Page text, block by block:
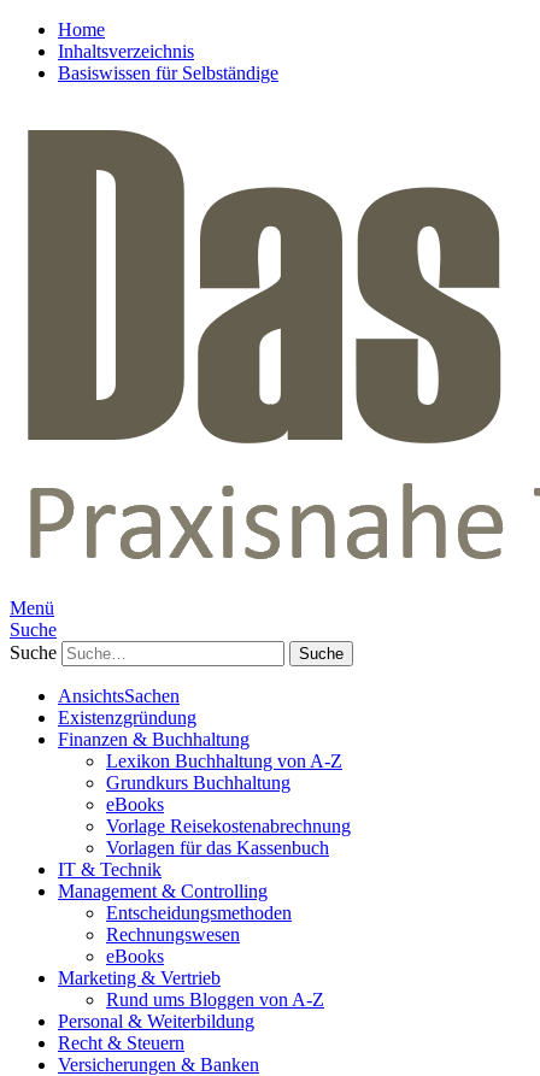
Home
Inhaltsverzeichnis
Basiswissen für Selbständige
Menü
Suche
Suche
AnsichtsSachen
Existenzgründung
Finanzen & Buchhaltung
Lexikon Buchhaltung von A-Z
Grundkurs Buchhaltung
eBooks
Vorlage Reisekostenabrechnung
Vorlagen für das Kassenbuch
IT & Technik
Management & Controlling
Entscheidungsmethoden
Rechnungswesen
eBooks
Marketing & Vertrieb
Rund ums Bloggen von A-Z
Personal & Weiterbildung
Recht & Steuern
Versicherungen & Banken